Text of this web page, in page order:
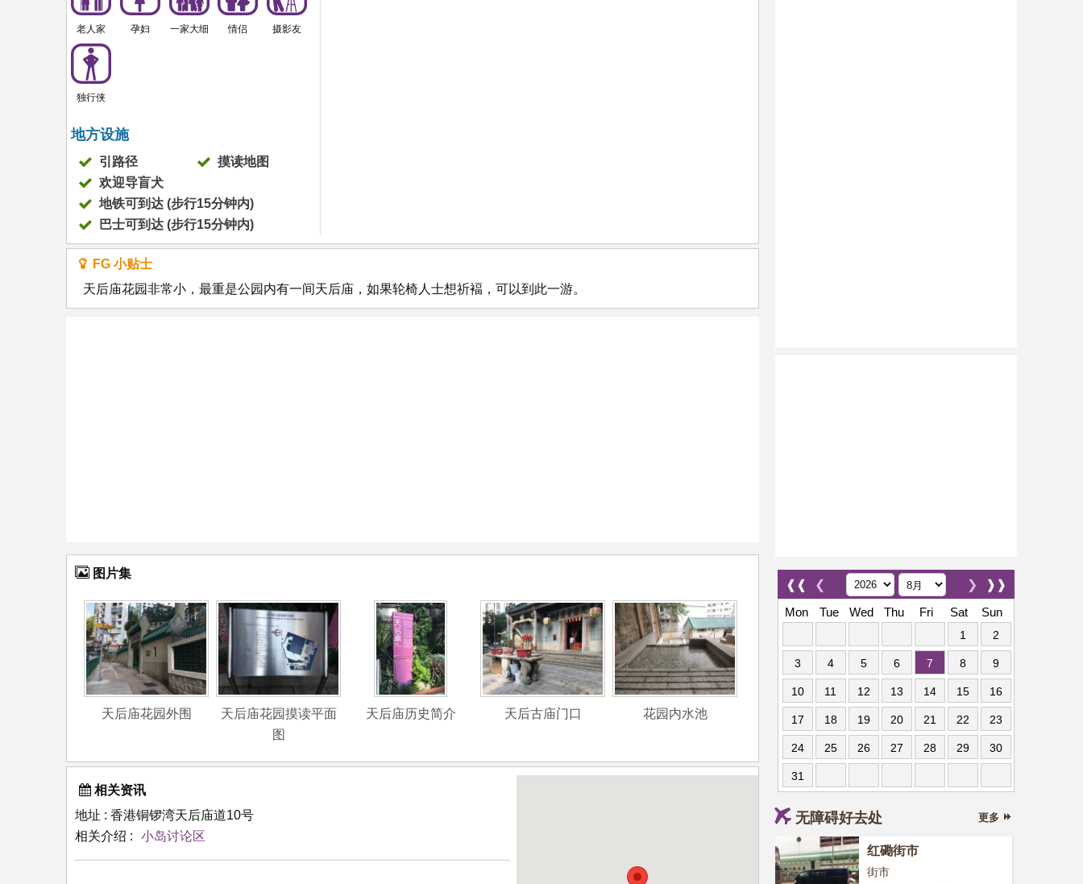
老人家 孕妇 一家大细 情侣 摄影友
独行侠
地方设施
引路径
摸读地图
欢迎导盲犬
地铁可到达 (步行15分钟内)
巴士可到达 (步行15分钟内)
FG 小贴士
天后庙花园非常小，最重是公园内有一间天后庙，如果轮椅人士想祈褔，可以到此一游。
图片集
天后庙花园外围
天后庙花园摸读平面
图
天后庙历史简介 天后古庙门口 花园内水池
相关资讯
地址 : 香港铜锣湾天后庙道10号
相关介绍 :
小岛讨论区
❰❰ ❮ ❱❱
❯
Mon
Tue Wed Thu Fri Sat Sun
1 2
3 4 5 6 7 8 9
10 11 12 13 14 15 16
17 18 19 20 21 22 23
24 25 26 27 28 29 30
31
无障碍好去处 更多
红磡街市
街市